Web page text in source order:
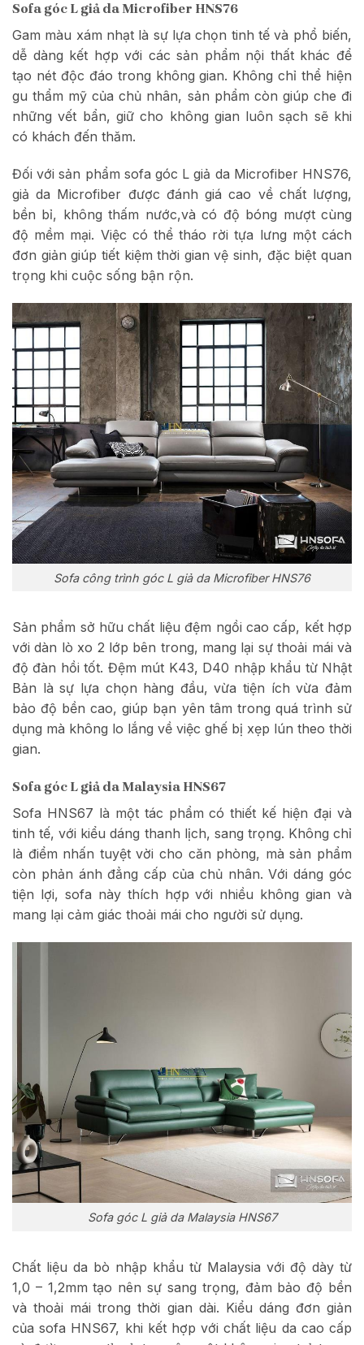
Sofa góc L giả da Microfiber HNS76
Gam màu xám nhạt là sự lựa chọn tinh tế và phổ biến,
dễ dàng kết hợp với các sản phẩm nội thất khác để
tạo nét độc đáo trong không gian. Không chỉ thể hiện
gu thẩm mỹ của chủ nhân, sản phẩm còn giúp che đi
những vết bẩn, giữ cho không gian luôn sạch sẽ khi
có khách đến thăm.
Đối với sản phẩm sofa góc L giả da Microfiber HNS76,
giả da Microfiber được đánh giá cao về chất lượng,
bền bỉ, không thấm nước,và có độ bóng mượt cùng
độ mềm mại. Việc có thể tháo rời tựa lưng một cách
đơn giản giúp tiết kiệm thời gian vệ sinh, đặc biệt quan
trọng khi cuộc sống bận rộn.
Sofa công trình góc L giả da Microfiber HNS76
Sản phẩm sở hữu chất liệu đệm ngồi cao cấp, kết hợp
với dàn lò xo 2 lớp bên trong, mang lại sự thoải mái và
độ đàn hồi tốt. Đệm mút K43, D40 nhập khẩu từ Nhật
Bản là sự lựa chọn hàng đầu, vừa tiện ích vừa đảm
bảo độ bền cao, giúp bạn yên tâm trong quá trình sử
dụng mà không lo lắng về việc ghế bị xẹp lún theo thời
gian.
Sofa góc L giả da Malaysia HNS67
Sofa HNS67 là một tác phẩm có thiết kế hiện đại và
tinh tế, với kiểu dáng thanh lịch, sang trọng. Không chỉ
là điểm nhấn tuyệt vời cho căn phòng, mà sản phẩm
còn phản ánh đẳng cấp của chủ nhân. Với dáng góc
tiện lợi, sofa này thích hợp với nhiều không gian và
mang lại cảm giác thoải mái cho người sử dụng.
Sofa góc L giả da Malaysia HNS67
Chất liệu da bò nhập khẩu từ Malaysia với độ dày từ
1,0 – 1,2mm tạo nên sự sang trọng, đảm bảo độ bền
và thoải mái trong thời gian dài. Kiểu dáng đơn giản
của sofa HNS67, khi kết hợp với chất liệu da cao cấp